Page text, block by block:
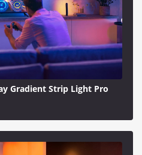
Gradient Strip Light Pro